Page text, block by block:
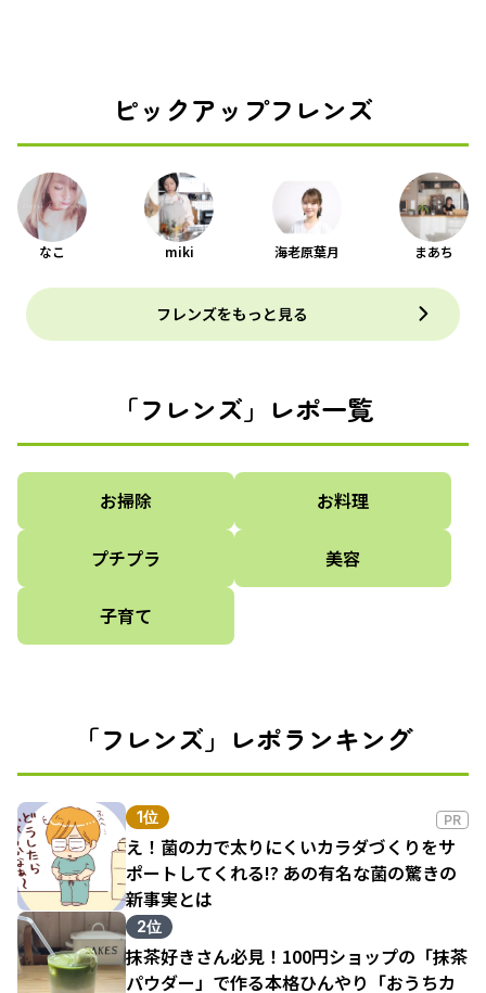
ピックアップフレンズ
なこ miki 海老原葉月 まあち
フレンズをもっと見る
「フレンズ」レポ一覧
お掃除 お料理
プチプラ 美容
子育て
「フレンズ」レポランキング
1位 PR
え！菌の力で太りにくいカラダづくりをサ
ポートしてくれる!? あの有名な菌の驚きの
新事実とは
2位
抹茶好きさん必見！100円ショップの「抹茶
パウダー」で作る本格ひんやり「おうちカ